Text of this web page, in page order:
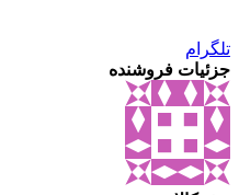
تلگرام
جزئیات فروشنده